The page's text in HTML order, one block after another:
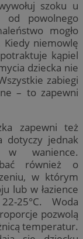
szoku u
od powolnego
mogło
niemowlę
kąpiel
dziecka nie
zabiegi
– to zapewni
zapewni też
dotyczy jednak
wanience.
również o
w którym
lub w łazience
25°C. Woda
pozwolą
temperatur.